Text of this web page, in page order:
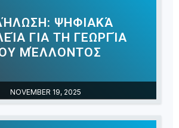
NOVEMBER 19, 2025
ΨΗΦΙΑΚΆ
ΓΙΑ ΤΗ ΓΕΩΡΓΊΑ
ΜΈΛΛΟΝΤΟΣ